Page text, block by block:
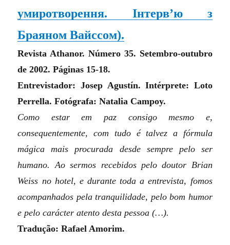
умиротворення. Інтерв’ю з
Браяном Вайссом).
Revista Athanor. Número 35. Setembro-outubro
de 2002. Páginas 15-18.
Entrevistador: Josep Agustín. Intérprete: Loto
Perrella. Fotógrafa: Natalia Campoy.
Como estar em paz consigo mesmo e,
consequentemente, com tudo é talvez a fórmula
mágica mais procurada desde sempre pelo ser
humano. Ao sermos recebidos pelo doutor Brian
Weiss no hotel, e durante toda a entrevista, fomos
acompanhados pela tranquilidade, pelo bom humor
e pelo carácter atento desta pessoa (…).
Tradução: Rafael Amorim.